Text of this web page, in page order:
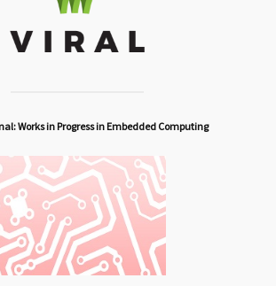
Works in Progress in Embedded Computing